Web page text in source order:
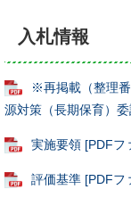
入札情報
※再掲載（整理
源対策（長期保育）
実施要領 [PDFフ
評価基準 [PDFフ